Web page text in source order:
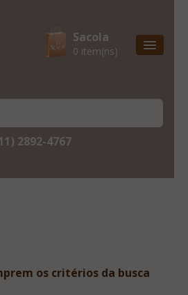
Sacola
0 item(ns)
& 2017
De Desejos
Conta
2892-4767
os critérios da busca